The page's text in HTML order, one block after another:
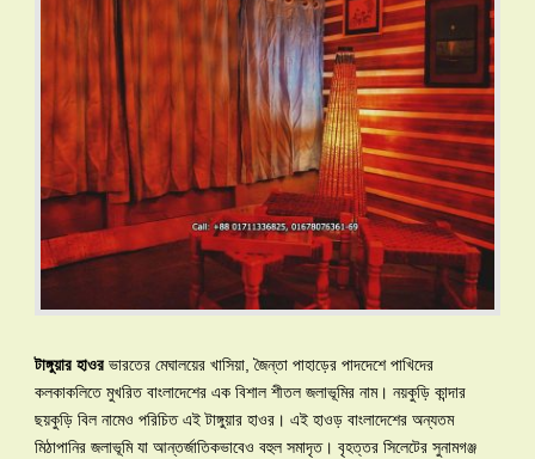
টাঙ্গুয়ার হাওরভারতের মেঘালয়ের খাসিয়া, জৈন্তা পাহাড়ের পাদদেশে পাখিদের
কলকাকলিতে মুখরিত বাংলাদেশের এক বিশাল শীতল জলাভূমির নাম। নয়কুড়ি কান্দার
ছয়কুড়ি বিল নামেও পরিচিত এই টাঙ্গুয়ার হাওর। এই হাওড় বাংলাদেশের অন্যতম
মিঠাপানির জলাভূমি যা আন্তর্জাতিকভাবেও বহুল সমাদৃত। বৃহত্তর সিলেটের সুনামগঞ্জ